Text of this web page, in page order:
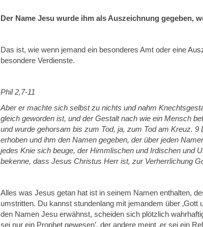
Der Name Jesu wurde ihm als Auszeichnung gegeben,
Das ist, wie wenn jemand ein besonderes Amt oder eine
besondere Verdienste.
Phil 2,7-11
Aber er machte sich selbst zu nichts und nahm
gleich geworden ist, und der Gestalt nach wie ein Mensch
und wurde gehorsam bis zum Tod, ja, zum Tod am Kreuz. 9
erhoben und ihm den Namen gegeben, der über jeden
jedes Knie sich beuge, der Himmlischen und Irdischen und
bekenne, dass Jesus Christus Herr ist, zur Verherrlichung
Alles was Jesus getan hat ist in seinem Namen enthalten,
umstritten. Du kannst stundenlang mit jemandem über ‚Gott
den Namen Jesu erwähnst, scheiden sich plötzlich
sei nur ein Prophet gewesen’, der andere meint ‚er sei ein